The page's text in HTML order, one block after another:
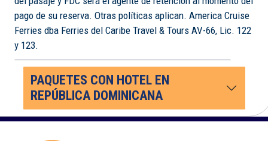
pago de su reserva. Otras políticas aplican. America Cruise
Ferries dba Ferries del Caribe Travel & Tours AV-66, Lic. 122
y 123.
PAQUETES CON HOTEL EN
REPÚBLICA DOMINICANA